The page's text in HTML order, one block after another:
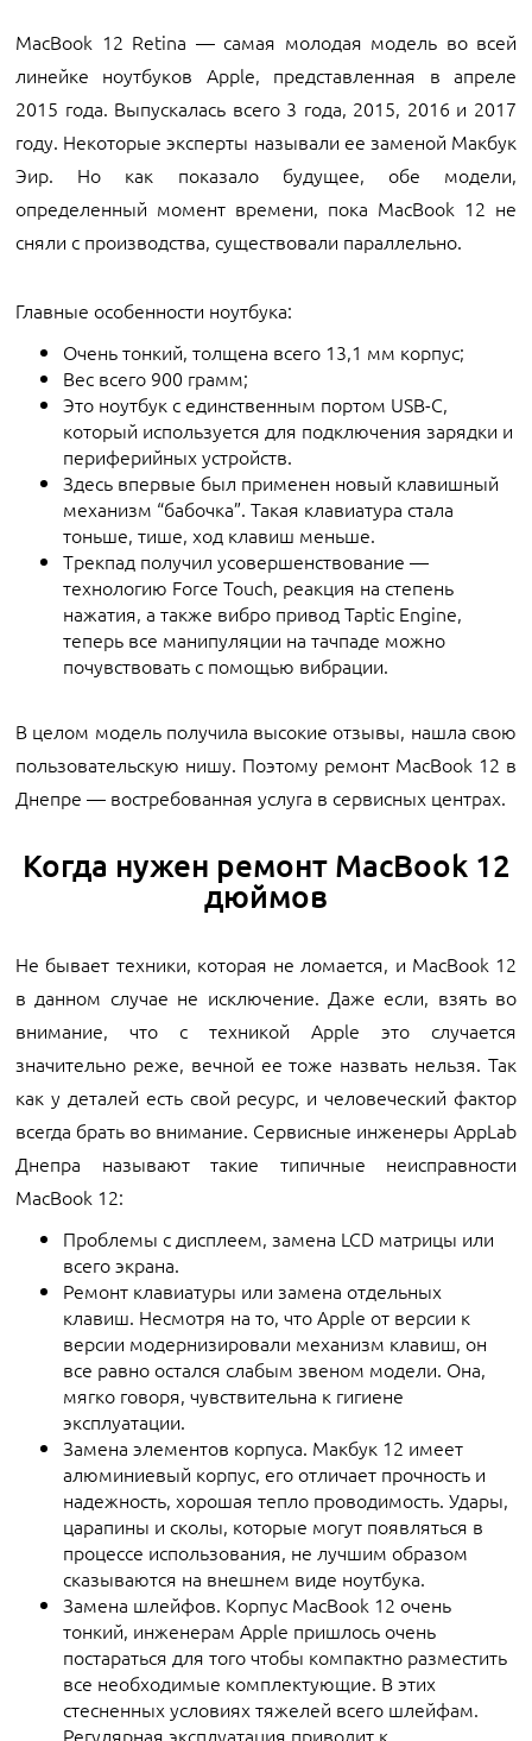
MacBook 12 Retina — самая молодая модель во всей
линейке ноутбуков Apple, представленная в апреле
2015 года. Выпускалась всего 3 года, 2015, 2016 и 2017
году. Некоторые эксперты называли ее заменой Макбук
Эир. Но как показало будущее, обе модели,
определенный момент времени, пока MacBook 12 не
сняли с производства, существовали параллельно.
Главные особенности ноутбука:
Очень тонкий, толщена всего 13,1 мм корпус;
Вес всего 900 грамм;
Это ноутбук с единственным портом USB-C,
который используется для подключения зарядки и
периферийных устройств.
Здесь впервые был применен новый клавишный
механизм “бабочка”. Такая клавиатура стала
тоньше, тише, ход клавиш меньше.
Трекпад получил усовершенствование —
технологию Force Touch, реакция на степень
нажатия, а также вибро привод Taptic Engine,
теперь все манипуляции на тачпаде можно
почувствовать с помощью вибрации.
В целом модель получила высокие отзывы, нашла свою
пользовательскую нишу. Поэтому ремонт MacBook 12 в
Днепре — востребованная услуга в сервисных центрах.
Когда нужен ремонт MacBook 12
дюймов
Не бывает техники, которая не ломается, и MacBook 12
в данном случае не исключение. Даже если, взять во
внимание, что с техникой Apple это случается
значительно реже, вечной ее тоже назвать нельзя. Так
как у деталей есть свой ресурс, и человеческий фактор
всегда брать во внимание. Сервисные инженеры AppLab
Днепра называют такие типичные неисправности
MacBook 12:
Проблемы с дисплеем, замена LCD матрицы или
всего экрана.
Ремонт клавиатуры или замена отдельных
клавиш. Несмотря на то, что Apple от версии к
версии модернизировали механизм клавиш, он
все равно остался слабым звеном модели. Она,
мягко говоря, чувствительна к гигиене
эксплуатации.
Замена элементов корпуса. Макбук 12 имеет
алюминиевый корпус, его отличает прочность и
надежность, хорошая тепло проводимость. Удары,
царапины и сколы, которые могут появляться в
процессе использования, не лучшим образом
сказываются на внешнем виде ноутбука.
Замена шлейфов. Корпус MacBook 12 очень
тонкий, инженерам Apple пришлось очень
постараться для того чтобы компактно разместить
все необходимые комплектующие. В этих
стесненных условиях тяжелей всего шлейфам.
Регулярная эксплуатация приводит к